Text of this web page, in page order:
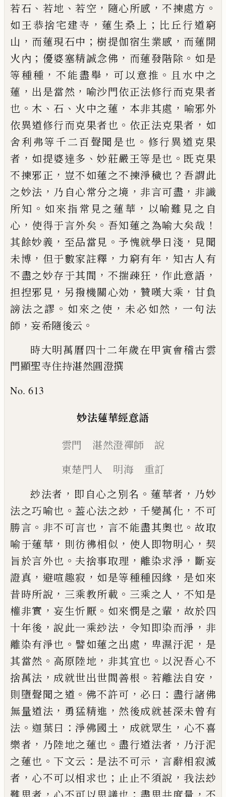
若石 、 若地 、若空 ， 隨心所感 ，不揀處方 。
如王恭捨宅建寺 ，蓮生桑上 ； 比丘行道窮
山 ， 而蓮現石中 ； 樹提伽宿生業感 ， 而蓮開
火內 ； 優婆塞精誠念佛 ， 而蓮發階除 。 如是
等種種 ，不能盡舉 ， 可以意推 。 且水中之
蓮 ， 出是當然 ， 喻沙門依正法修行而克果者
也 。木 、 石 、 火中之蓮 ， 本非其處 ， 喻邪外
依異道修行而克果者也 。 依正法克果者 ， 如
舍利弗等千二百聲聞是也 。 修行異道克果
者 ， 如提婆達多 、妙莊嚴王等是也 。 既克果
不揀邪正 ， 豈不如蓮之不揀淨穢也 ？ 吾謂此
之妙法 ， 乃自心常分之境 ， 非言可盡 ， 非識
所知 。 如來指常見之蓮華 ， 以喻難見之自
心 ， 使得于言外矣 。 吾知蓮之為喻大矣哉 ！
其餘妙義 ， 至品當見 。予愧就學日淺 ， 見聞
未博 ， 但于數家註釋 ， 力窮有年 ， 知古人有
不盡之妙存于其間 ， 不揣疎狂 ， 作此意語 ，
担揑邪見 ， 另撥機關心効 ， 贊嘆大乘 ， 甘負
謗法之謬 。 如來之使 ， 未必如然 ， 一句法
師 ， 妄希隨後云 。
時大明萬曆四十二年歲在甲寅會稽古雲
門顯聖寺住持湛然圓澄撰
No. 613
妙法蓮華經意語
雲門 湛然澄禪師 說
東楚門人 明海 重訂
玅法者 ， 即自心之別名 。 蓮華者 ， 乃妙
法之巧喻也 。葢心法之玅 ，千變萬化 ，不可
勝言 。 非不可言也 ， 言不能盡其奧也 。故取
喻于蓮華 ， 則彷彿相似 ， 使人即物明心 ， 契
旨於言外也 。 夫捨事取理 ， 離染求淨 ， 斷妄
證真 ， 避喧趣寂 ， 如是等種種因緣 ， 是如來
昔時所說 ， 三乘教所載 。 三乘之人 ， 不知是
權非實 ，妄生忻厭 。 如來憫是之輩 ， 故於四
十年後 ，說此一乘玅法 ， 令知即染而淨 ， 非
離染有淨也 。 譬如蓮之出處 ， 卑濕汙泥 ， 是
其當然 。 高原陸地 ， 非其宜也 。 以況吾心不
捨萬法 ， 成就世出世間善根 。 若離法自安 ，
則墮聲聞之道 。 佛不許可 ， 必曰 ： 盡行諸佛
無量道法 ， 勇猛精進 ， 然後成就甚深未曾有
法 。 迦葉曰 ：淨佛國土 ， 成就眾生 ， 心不喜
樂者 ， 乃陸地之蓮也 。 盡行道法者 ， 乃汙泥
之蓮也 。 下文云 ： 是法不可示 ， 言辭相寂滅
者 ， 心不可以相求也 ； 止止不須說 ， 我法玅